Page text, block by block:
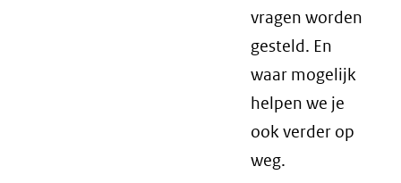
vragen worden
gesteld. En
waar mogelijk
helpen we je
ook verder op
weg.